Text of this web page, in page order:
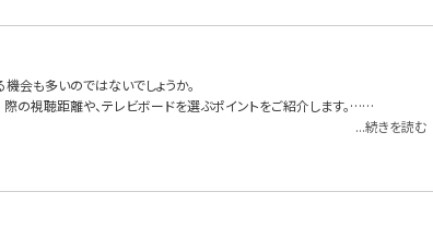
会も多いのではないでしょうか。
際の視聴距離や、テレビボードを選ぶポイントをご紹介します。……
...続きを読む